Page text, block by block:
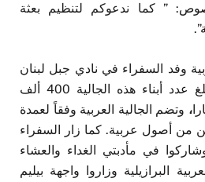
” كما ندعوكم لتنظيم بعثة
وفد السفراء في نادي جبل لبنان
في مدينة بيليم. حيث يبلغ عدد أبناء هذه الجالية 400 ألف
، وتضم الجالية العربية وفقاً لعمدة
من أصول عربية. كما زار السفراء
في مأدبتي الغداء والعشاء
البرازيلية وزاروا واجهة بيليم